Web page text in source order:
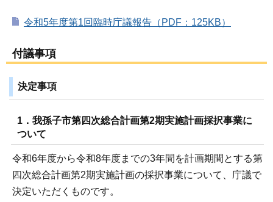
令和5年度第1回臨時庁議報告（PDF：125KB）
付議事項
決定事項
1．我孫子市第四次総合計画第2期実施計画採択事業に
ついて
令和6年度から令和8年度までの3年間を計画期間とする第
四次総合計画第2期実施計画の採択事業について、庁議で
決定いただくものです。